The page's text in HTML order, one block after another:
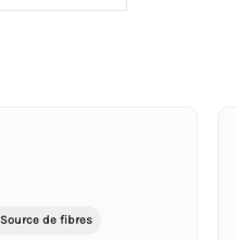
Source de fibres